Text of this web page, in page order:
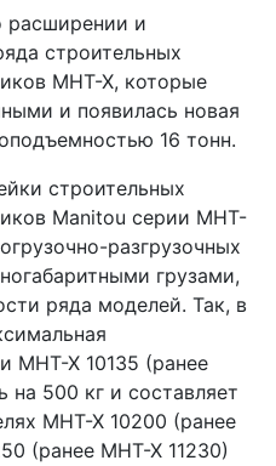
расширении и
строительных
MHT-X, которые
и появилась новая
16 тонн.
строительных
Manitou серии MHT-
разгрузочных
грузами,
ряда моделей. Так, в
MHT-X 10135 (ранее
на 500 кг и составляет
MHT-X 10200 (ранее
(ранее MHT-X 11230)